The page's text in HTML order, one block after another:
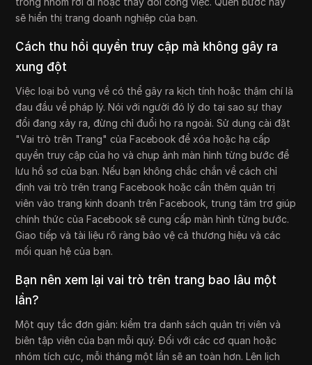
sẽ hiển thị trang doanh nghiệp của bạn.
Cách thu hồi quyền truy cập mà không gây ra
xung đột
Việc loại bỏ vụng về có thể gây ra kịch tính hoặc thậm chí là
đau đầu về pháp lý. Nói với người đó lý do tại sao sự thay
đổi đang xảy ra, đừng chỉ đuổi họ ra ngoài. Sử dụng cài đặt
"Vai trò trên Trang" của Facebook để xóa hoặc hạ cấp
quyền truy cập của họ và chụp ảnh màn hình từng bước để
lưu hồ sơ của bạn. Nếu bạn không chắc chắn về cách chỉ
định vai trò trên trang Facebook hoặc cần thêm quản trị
viên vào trang kinh doanh trên Facebook, trung tâm trợ giúp
chính thức của Facebook sẽ cung cấp màn hình từng bước.
Giao tiếp và tài liệu rõ ràng bảo vệ cả thương hiệu và các
mối quan hệ của bạn.
Bạn nên xem lại vai trò trên trang bao lâu một
lần?
Một quy tắc đơn giản: kiểm tra danh sách quản trị viên và
biên tập viên của bạn mỗi quý. Đối với các cơ quan hoặc
nhóm tích cực, mỗi tháng một lần sẽ an toàn hơn. Lên lịch